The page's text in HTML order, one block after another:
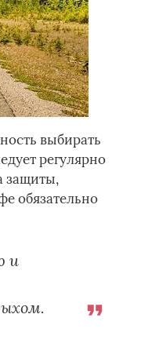
выбирать
регулярно
защиты,
обязательно
и